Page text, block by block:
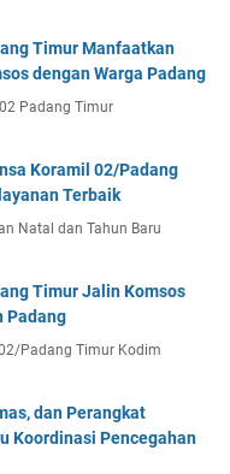
Timur Manfaatkan
dengan Warga Padang
Padang Timur
Koramil 02/Padang
Terbaik
Natal dan Tahun Baru
Timur Jalin Komsos
Padang
Padang Timur Kodim
dan Perangkat
Koordinasi Pencegahan